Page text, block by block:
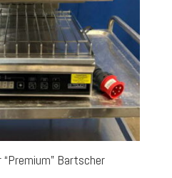
Bartscher